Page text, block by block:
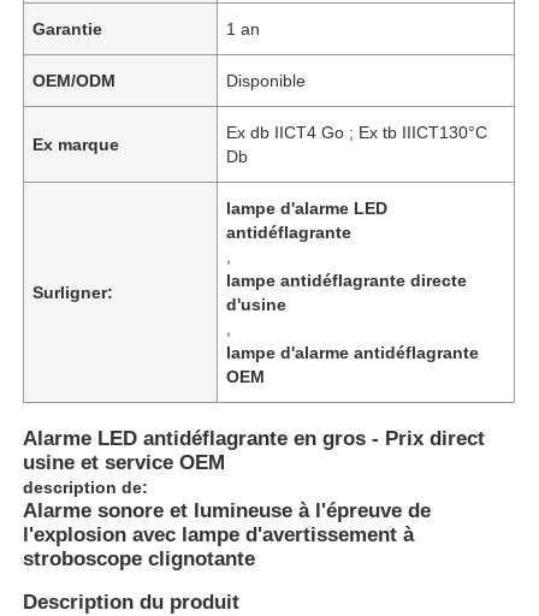
Garantie 1 an
OEM/ODM Disponible
Ex marque
Ex db IICT4 Go ; Ex tb IIICT130°C
Db
Surligner:
lampe d'alarme LED
antidéflagrante
lampe antidéflagrante directe
d'usine
lampe d'alarme antidéflagrante
OEM
Alarme LED antidéflagrante en gros - Prix direct
usine et service OEM
description de:
Alarme sonore et lumineuse à l'épreuve de
l'explosion avec lampe d'avertissement à
stroboscope clignotante
Description du produit